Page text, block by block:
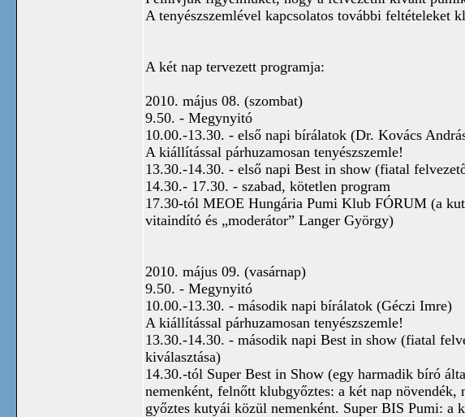
A tenyészszemlével kapcsolatos további feltételeket
A két nap tervezett programja:
2010. május 08. (szombat)
9.50. - Megynyitó
10.00.-13.30. - első napi bírálatok (Dr. Kovács
A kiállítással párhuzamosan tenyészszemle!
13.30.-14.30. - első napi Best in show (fiatal
14.30.- 17.30. - szabad, kötetlen program
17.30-tól MEOE Hungária Pumi Klub FÓRUM (a
vitaindító és „moderátor” Langer György)
2010. május 09. (vasárnap)
9.50. - Megynyitó
10.00.-13.30. - második napi bírálatok (Géczi Imre)
A kiállítással párhuzamosan tenyészszemle!
13.30.-14.30. - második napi Best in show (fiatal
kiválasztása)
14.30.-tól Super Best in Show (egy harmadik bíró
nemenként, felnőtt klubgyőztes: a két nap
győztes kutyái közül nemenként. Super BIS Pumi: